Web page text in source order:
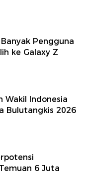
Pengguna
ke Galaxy Z
Wakil Indonesia
Bulutangkis 2026
6 Juta